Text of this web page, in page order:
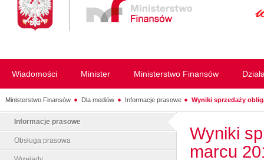
Wiadomości Minister Ministerstwo Finansów
Ministerstwo Finansów Dla mediów Informacje prasowe Wyniki sprzedaży
Informacje prasowe
Obsługa prasowa
Wyniki
marcu